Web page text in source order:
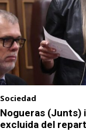
Sociedad
Nogueras (Junts)
excluida del